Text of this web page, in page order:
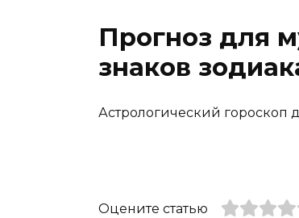
Прогноз для
знаков
Астрологический гороскоп
Оцените статью